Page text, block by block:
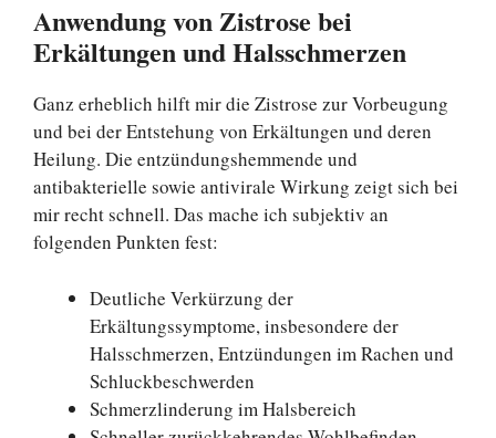
Anwendung von Zistrose bei
Erkältungen und Halsschmerzen
Ganz erheblich hilft mir die Zistrose zur Vorbeugung
und bei der Entstehung von Erkältungen und deren
Heilung. Die entzündungshemmende und
antibakterielle sowie antivirale Wirkung zeigt sich bei
mir recht schnell. Das mache ich subjektiv an
folgenden Punkten fest:
Deutliche Verkürzung der
Erkältungssymptome, insbesondere der
Halsschmerzen, Entzündungen im Rachen und
Schluckbeschwerden
Schmerzlinderung im Halsbereich